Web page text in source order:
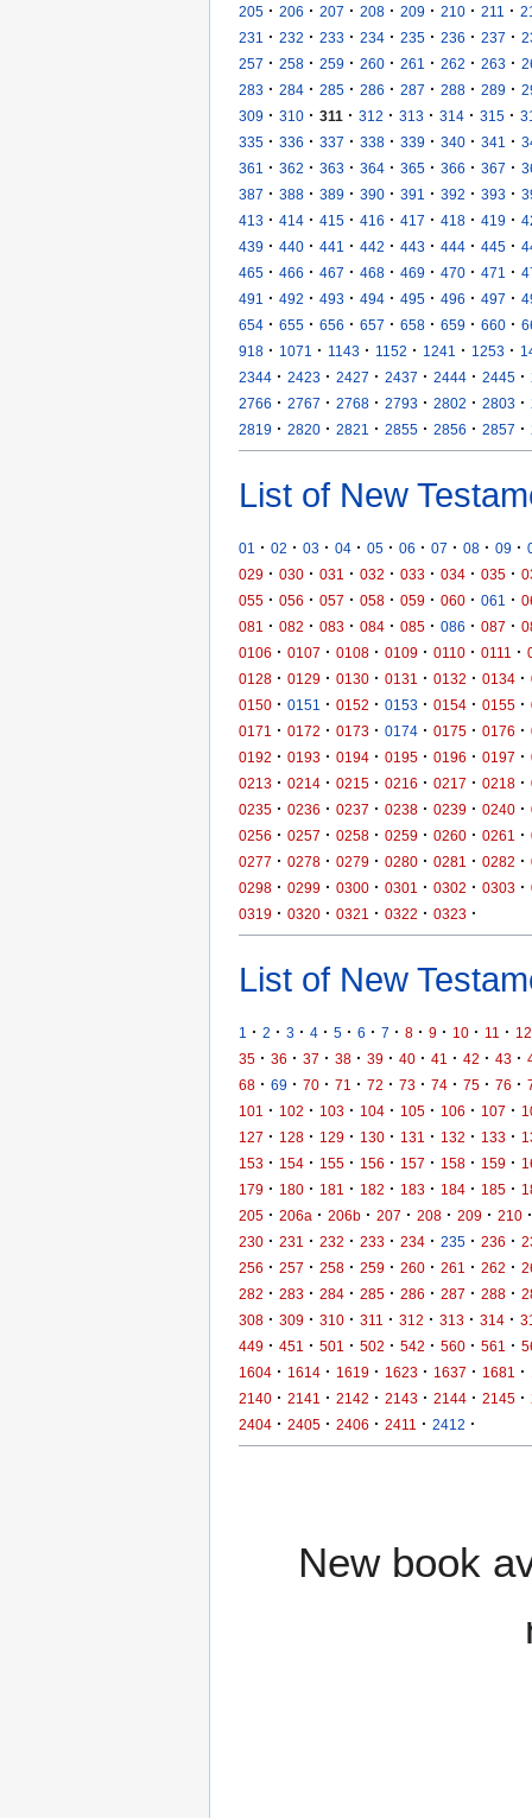
205 · 206 · 207 · 208 · 209 · 210 · 211 ·
231
· 232 · 233 · 234 · 235 · 236 · 237 ·
257 · 258 · 259 · 260 · 261 · 262 · 263 ·
283 · 284 · 285 · 286 · 287 · 288 · 289 ·
309 · 310 · 311 · 312 · 313 · 314 · 315 ·
335 · 336 · 337 · 338 · 339 · 340 · 341 ·
361
· 362 · 363 · 364 · 365 · 366 · 367 ·
387 · 388 · 389 · 390 · 391 · 392 · 393 ·
413 · 414 · 415 · 416 · 417 · 418 · 419 ·
439 · 440 · 441 · 442 · 443 · 444 · 445 ·
465 · 466 · 467 · 468 · 469 · 470 · 471 ·
491
· 492 · 493 · 494 · 495 · 496 · 497 ·
654 · 655 · 656 · 657 · 658 · 659 · 660 ·
918 · 1071 · 1143 · 1152 · 1241 · 1253 ·
2344 · 2423 · 2427 · 2437 · 2444 · 2445 ·
2766 · 2767 · 2768 · 2793 · 2802 · 2803 ·
2819 · 2820 · 2821 · 2855 · 2856 · 2857 ·
List of New
01 · 02 · 03 · 04 · 05 · 06 · 07 · 08 · 09 ·
029 · 030 · 031 · 032 · 033 · 034 · 035 ·
055 · 056 · 057 · 058 · 059 · 060 · 061 ·
081
· 082 · 083 · 084 · 085 · 086 · 087 ·
0106 · 0107 · 0108 · 0109 · 0110 · 0111 ·
0128 · 0129 · 0130 · 0131 · 0132 · 0134 ·
0150 · 0151 · 0152 · 0153 · 0154 · 0155 ·
0171
· 0172 · 0173 · 0174 · 0175 · 0176 ·
0192 · 0193 · 0194 · 0195 · 0196 · 0197 ·
0213 · 0214 · 0215 · 0216 · 0217 · 0218 ·
0235 · 0236 · 0237 · 0238 · 0239 · 0240 ·
0256 · 0257 · 0258 · 0259 · 0260 · 0261 ·
0277 · 0278 · 0279 · 0280 · 0281 · 0282 ·
0298 · 0299 · 0300 · 0301 · 0302 · 0303 ·
0319 · 0320 · 0321 · 0322 · 0323 ·
List of New
1 · 2 · 3 · 4 · 5 · 6 · 7 · 8 · 9 · 10 · 11 · 12
35 · 36 · 37 · 38 · 39 · 40 · 41 · 42 · 43 ·
68 · 69 · 70 · 71 · 72 · 73 · 74 · 75 · 76 ·
101
· 102 · 103 · 104 · 105 · 106 · 107 ·
127 · 128 · 129 · 130 · 131 · 132 · 133 ·
153 · 154 · 155 · 156 · 157 · 158 · 159 ·
179 · 180 · 181 · 182 · 183 · 184 · 185 ·
205 · 206a · 206b · 207 · 208 · 209 · 210 ·
230 · 231 · 232 · 233 · 234 · 235 · 236 ·
256 · 257 · 258 · 259 · 260 · 261 · 262 ·
282 · 283 · 284 · 285 · 286 · 287 · 288 ·
308 · 309 · 310 · 311 · 312 · 313 · 314 ·
449 · 451 · 501 · 502 · 542 · 560 · 561 ·
1604 · 1614 · 1619 · 1623 · 1637 · 1681 ·
2140 · 2141 · 2142 · 2143 · 2144 · 2145 ·
2404 · 2405 · 2406 · 2411 · 2412 ·
New book